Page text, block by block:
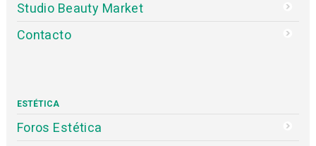
Studio Beauty Market
Contacto
ESTÉTICA
Foros Estética